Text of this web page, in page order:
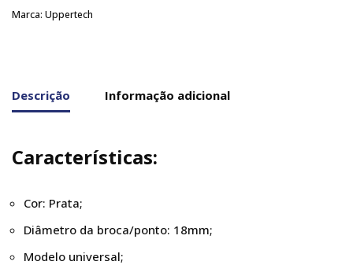
Marca: Uppertech
Descrição Informação adicional
Características:
Cor: Prata;
Diâmetro da broca/ponto: 18mm;
Modelo universal;